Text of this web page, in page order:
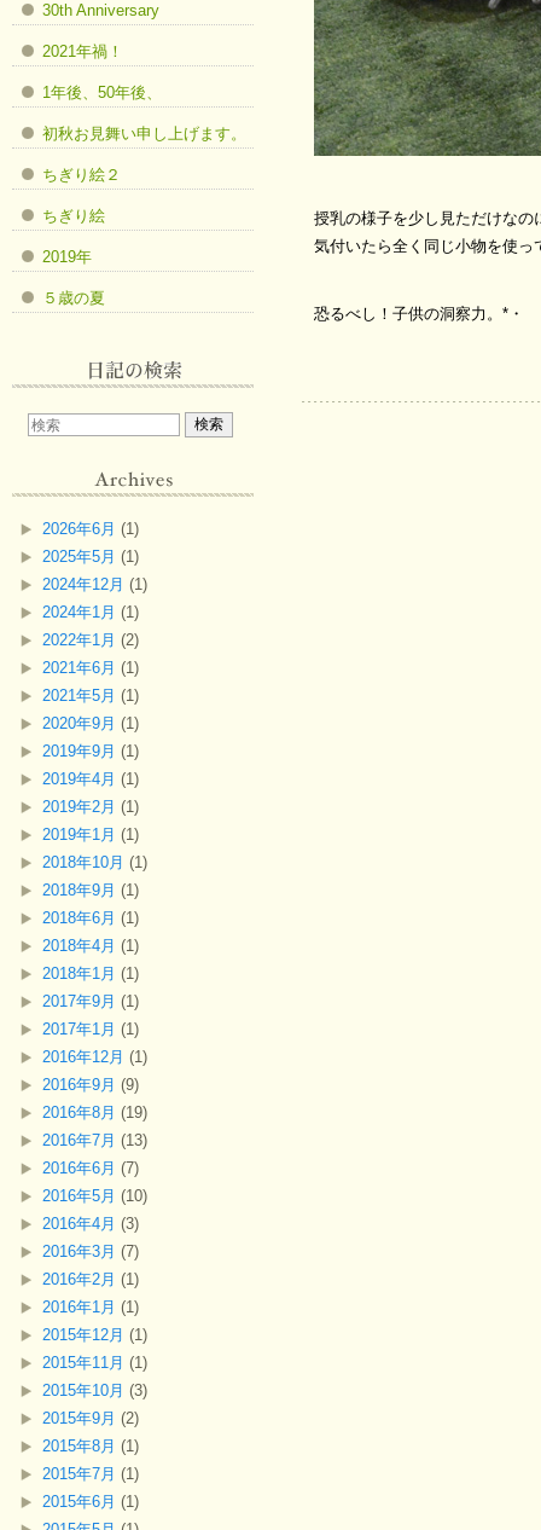
授乳の様子を少し見ただけなの
気付いたら全く同じ小物を使
恐るべし！子供の洞察力。*・
30th Anniversary
2021年禍！
1年後、50年後、
初秋お見舞い申し上げます。
ちぎり絵２
ちぎり絵
2019年
５歳の夏
2026年6月 (1)
2025年5月 (1)
2024年12月 (1)
2024年1月 (1)
2022年1月 (2)
2021年6月 (1)
2021年5月 (1)
2020年9月 (1)
2019年9月 (1)
2019年4月 (1)
2019年2月 (1)
2019年1月 (1)
2018年10月 (1)
2018年9月 (1)
2018年6月 (1)
2018年4月 (1)
2018年1月 (1)
2017年9月 (1)
2017年1月 (1)
2016年12月 (1)
2016年9月 (9)
2016年8月 (19)
2016年7月 (13)
2016年6月 (7)
2016年5月 (10)
2016年4月 (3)
2016年3月 (7)
2016年2月 (1)
2016年1月 (1)
2015年12月 (1)
2015年11月 (1)
2015年10月 (3)
2015年9月 (2)
2015年8月 (1)
2015年7月 (1)
2015年6月 (1)